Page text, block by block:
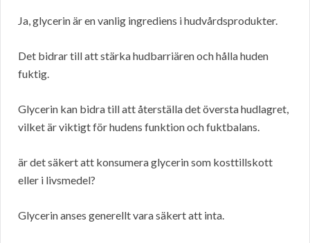
Ja, glycerin är en vanlig ingrediens i hudvårdsprodukter.
Det bidrar till att stärka hudbarriären och hålla huden
fuktig.
Glycerin kan bidra till att återställa det översta hudlagret,
vilket är viktigt för hudens funktion och fuktbalans.
är det säkert att konsumera glycerin som kosttillskott
eller i livsmedel?
Glycerin anses generellt vara säkert att inta.